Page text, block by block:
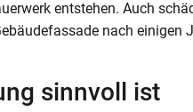
entstehen. Auch
nach einigen
sinnvoll ist